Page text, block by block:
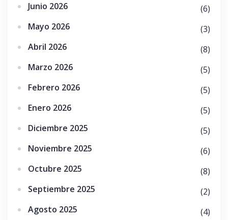
Junio 2026
(6)
Mayo 2026
(3)
Abril 2026
(8)
Marzo 2026
(5)
Febrero 2026
(5)
Enero 2026
(5)
Diciembre 2025
(5)
Noviembre 2025
(6)
Octubre 2025
(8)
Septiembre 2025
(2)
Agosto 2025
(4)